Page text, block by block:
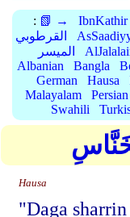
: 📗 →
القرطوبي
الميسر
Albanian
Bangla
German
Hausa
Malayalam
Persian
Swahili
Hausa
"Daga